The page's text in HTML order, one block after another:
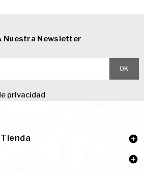
Nuestra Newsletter
privacidad

